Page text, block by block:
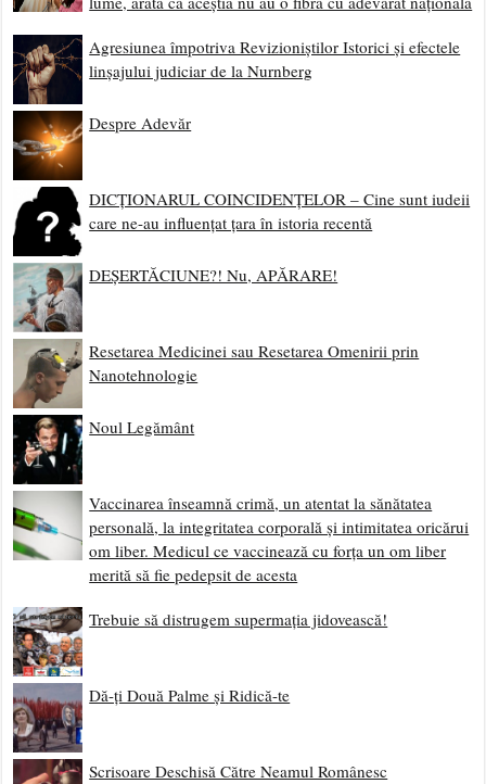
Agresiunea împotriva Revizioniștilor Istorici și efectele
linșajului judiciar de la Nurnberg
Despre Adevăr
DICȚIONARUL COINCIDENȚELOR – Cine sunt iudeii
care ne-au influențat țara în istoria recentă
DEȘERTĂCIUNE?! Nu, APĂRARE!
Resetarea Medicinei sau Resetarea Omenirii prin
Nanotehnologie
Noul Legământ
Vaccinarea înseamnă crimă, un atentat la sănătatea
personală, la integritatea corporală și intimitatea oricărui
om liber. Medicul ce vaccinează cu forța un om liber
merită să fie pedepsit de acesta
Trebuie să distrugem supermația jidovească!
Dă-ți Două Palme și Ridică-te
Scrisoare Deschisă Către Neamul Românesc